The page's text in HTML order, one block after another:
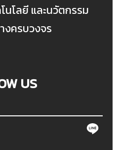
นโลยี และนวัตกรรม
งครบวงจร
US